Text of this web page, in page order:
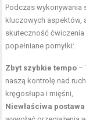
Podczas wykonywania
kluczowych aspektów,
skuteczność
popełniane pomyłki:
Zbyt szybkie tempo –
naszą kontrolę nad
kręgosłupa i mięśni,
Niewłaściwa postawa